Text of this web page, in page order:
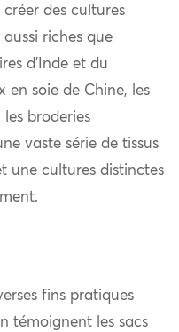
des cultures
riches que
d’Inde et du
en soie de Chine, les
broderies
vaste série de tissus
une cultures distinctes
fins pratiques
témoignent les sacs